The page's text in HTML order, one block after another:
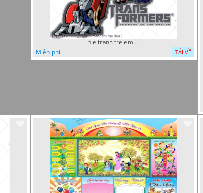
file tranh tre em sieu nhan robot khu vui choi 2
Miễn phí
TẢI VỀ